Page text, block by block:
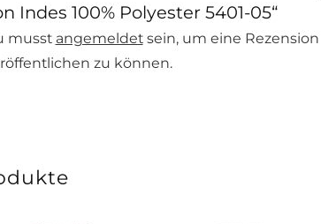
Indes 100% Polyester 5401-05“
musst angemeldetsein, um eine Rezension
zu können.